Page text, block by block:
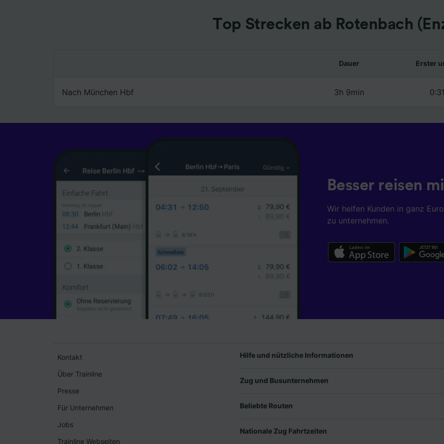
Top Strecken ab Rotenbach
Dauer Erster
Nach München Hbf 3h 9min
Besser reisen
Wir helfen Kunden in ganz
zu unternehmen.
Kontakt
Über Trainline
Presse
Für Unternehmen
Jobs
Trainline Webseiten
Hilfe und nützliche Informationen
Zug und Busunternehmen
Beliebte Routen
Nationale Zug Fahrtzeiten